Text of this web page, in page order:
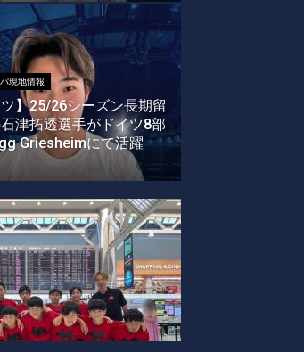
現地情報
ツ】25/26シーズン長期留
津拓透選手がドイツ8部
Griesheimにて活躍